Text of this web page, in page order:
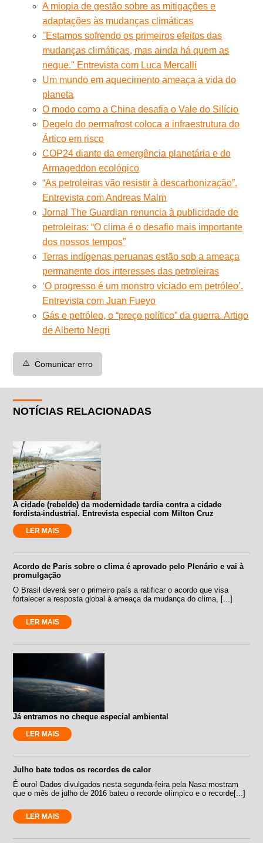
A miopia de gestão sobre as mitigações e
adaptações às mudanças climáticas
''Estamos sofrendo os primeiros efeitos das
mudanças climáticas, mas ainda há quem as
negue.'' Entrevista com Luca Mercalli
Um mundo em aquecimento ameaça a vida do
planeta
O modo como a China desafia o Vale do Silício
Degelo do permafrost coloca a infraestrutura do
Ártico em risco
COP24 diante da emergência planetária e do
Armageddon ecológico
“As petroleiras vão resistir à descarbonização”.
Entrevista com Andreas Malm
Jornal The Guardian renuncia à publicidade de
petroleiras: “O clima é o desafio mais importante
dos nossos tempos”
Terras indígenas peruanas estão sob a ameaça
permanente dos interesses das petroleiras
‘O progresso é um monstro viciado em petróleo’.
Entrevista com Juan Fueyo
Gás e petróleo, o “preço político” da guerra. Artigo
de Alberto Negri
⚠️ Comunicar erro
NOTÍCIAS RELACIONADAS
A cidade (rebelde) da modernidade tardia contra a cidade
fordista-industrial. Entrevista especial com Milton Cruz
LER MAIS
Acordo de Paris sobre o clima é aprovado pelo Plenário e vai à
promulgação
O Brasil deverá ser o primeiro país a ratificar o acordo que visa
fortalecer a resposta global à ameaça da mudança do clima, [...]
LER MAIS
Já entramos no cheque especial ambiental
LER MAIS
Julho bate todos os recordes de calor
É ouro! Dados divulgados nesta segunda-feira pela Nasa mostram
que o mês de julho de 2016 bateu o recorde olímpico e o recorde[...]
LER MAIS